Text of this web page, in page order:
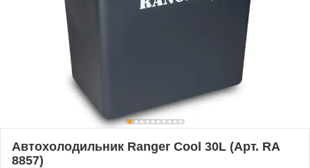
Автохолодильник Ranger Cool 30L (Арт. RA
8857)